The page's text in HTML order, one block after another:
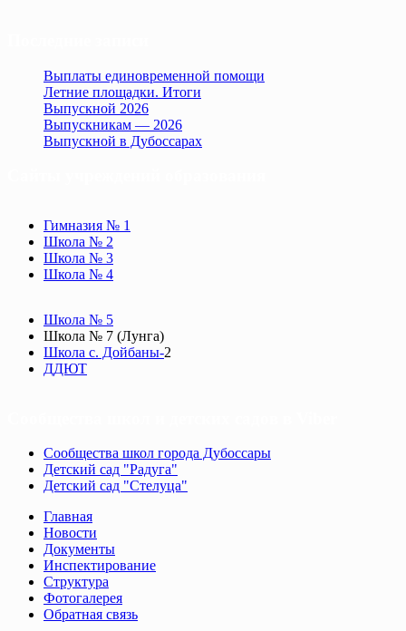
Выплаты единовременной помощи
Летние площадки. Итоги
Выпускной 2026
Выпускникам — 2026
Выпускной в Дубоссарах
Гимназия № 1
Школа № 2
Школа № 3
Школа № 4
Школа № 5
Школа № 7 (Лунга)
Школа с. Дойбаны-2
ДДЮТ
Сообщества школ города Дубоссары
Детский сад "Радуга"
Детский сад "Стелуца"
Главная
Новости
Документы
Инспектирование
Структура
Фотогалерея
Обратная связь